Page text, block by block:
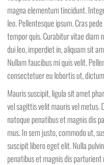
magna elementum tincidunt.
leo. Pellentesque ipsum. Cras
tempor quis. Curabitur vitae diam
dui leo, imperdiet in, aliquam sit
Nullam faucibus mi quis velit.
consectetuer eu lobortis ut,
Mauris suscipit, ligula sit amet
vel sagittis velit mauris vel metus.
natoque penatibus et magnis dis
mus. In sem justo, commodo ut,
suscipit libero eget elit. Nulla
penatibus et magnis dis